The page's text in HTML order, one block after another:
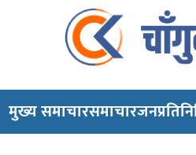
मुख्य समाचारसमाचार